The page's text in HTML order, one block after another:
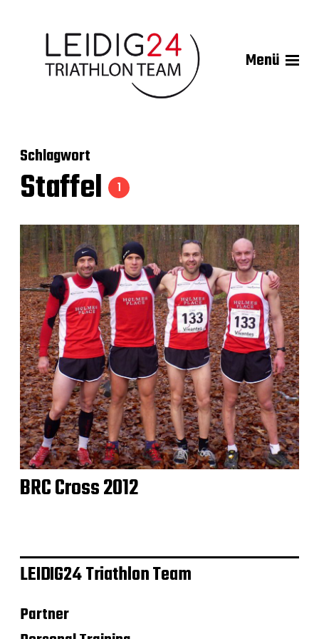
Menü
Schlagwort
Staffel 1
BRC Cross 2012
LEIDIG24 Triathlon Team
Partner